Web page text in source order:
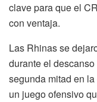
clave para que el
con ventaja.
Las Rhinas se
durante el
segunda mitad en
un juego ofensivo